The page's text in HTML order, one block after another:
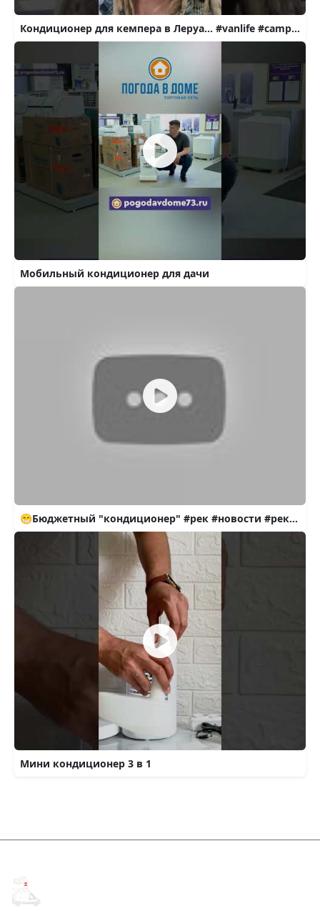
Кондиционер для кемпера в Леруа... #vanlife #camping #travel
Мобильный кондиционер для дачи
😁Бюджетный "кондиционер" #рек #новости #рекомендации
Мини кондиционер 3 в 1